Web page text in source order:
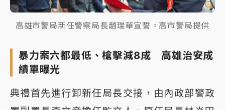
高雄市警局新任警察局長趙瑞華宣誓。高市警局提供
暴力案六都最低、槍擊減8成 高雄治安成
績單曝光
典禮首先進行卸新任局長交接，由內政部警政